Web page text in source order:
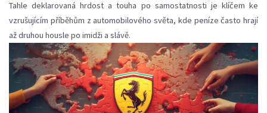
Tahle deklarovaná hrdost a touha po samostatnosti je klíčem ke
vzrušujícím příběhům z automobilového světa, kde peníze často hrají
až druhou housle po imidži a slávě.